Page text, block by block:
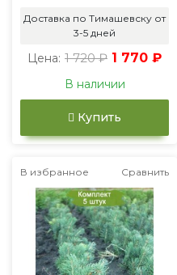
Доставка по Тимашевску от
3-5 дней
Цена: 1 720 ₽ 1 770 ₽
В наличии
Купить
В избранное Сравнить